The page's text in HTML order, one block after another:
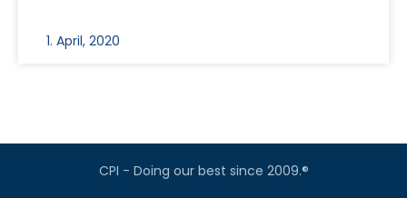
1. April, 2020
CPI - Doing our best since 2009.®